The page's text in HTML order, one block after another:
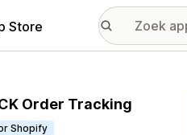
Store
Order Tracking
Shopify